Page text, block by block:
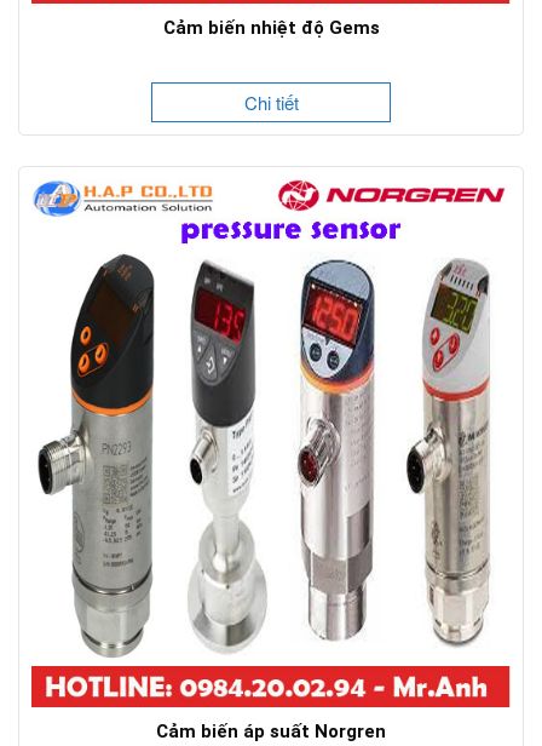
Cảm biến nhiệt độ Gems
Chi tiết
Cảm biến áp suất Norgren